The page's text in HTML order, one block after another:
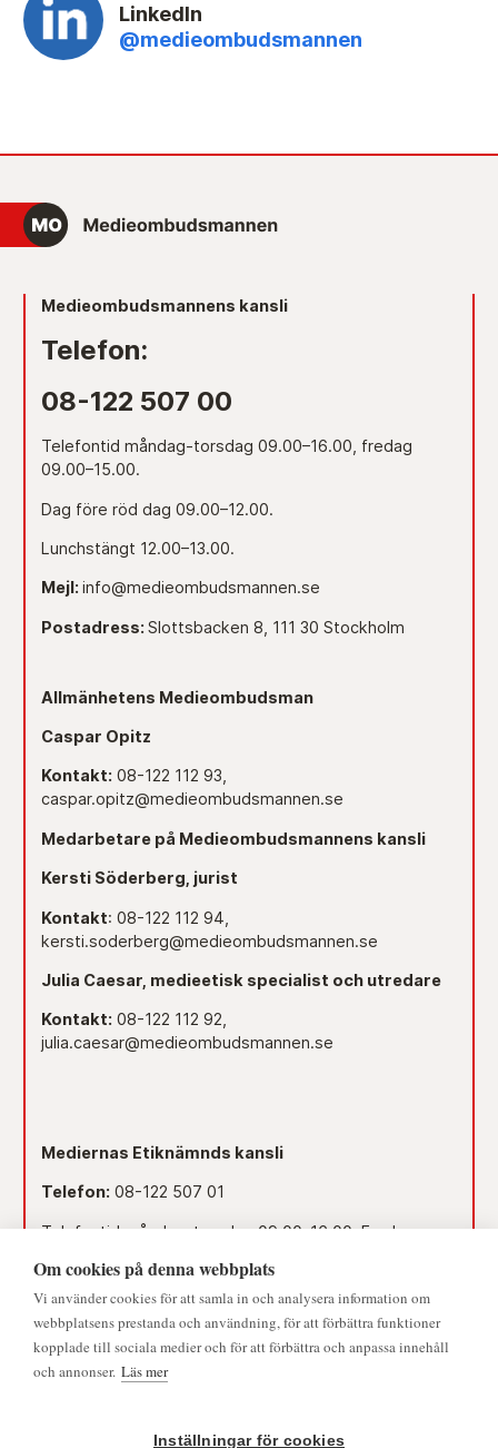
LinkedIn
@medieombudsmannen
Medieombudsmannens kansli
Telefon:
08-122 507 00
Telefontid måndag-torsdag 09.00–16.00, fredag
09.00–15.00.
Dag före röd dag 09.00–12.00.
Lunchstängt 12.00–13.00.
Mejl: info@medieombudsmannen.se
Postadress: Slottsbacken 8, 111 30 Stockholm
Allmänhetens Medieombudsman
Caspar Opitz
Kontakt: 08-122 112 93,
caspar.opitz@medieombudsmannen.se
Medarbetare på Medieombudsmannens kansli
Kersti Söderberg, jurist
Kontakt: 08-122 112 94,
kersti.soderberg@medieombudsmannen.se
Julia Caesar, medieetisk specialist och utredare
Kontakt: 08-122 112 92,
julia.caesar@medieombudsmannen.se
Mediernas Etiknämnds kansli
Telefon: 08-122 507 01
Telefontid måndag-torsdag 09.00–16.00. Fredag
Dag före röd dag 09.00–12.00.
Lunchstängt 12.00–13.00.
Mejl:namnden@medieombudsmannen.se
Om cookies på denna webbplats
Vi använder cookies för att samla in och analysera information om
webbplatsens prestanda och användning, för att förbättra funktioner
kopplade till sociala medier och för att förbättra och anpassa innehåll
och annonser. Läs mer
Inställningar för cookies